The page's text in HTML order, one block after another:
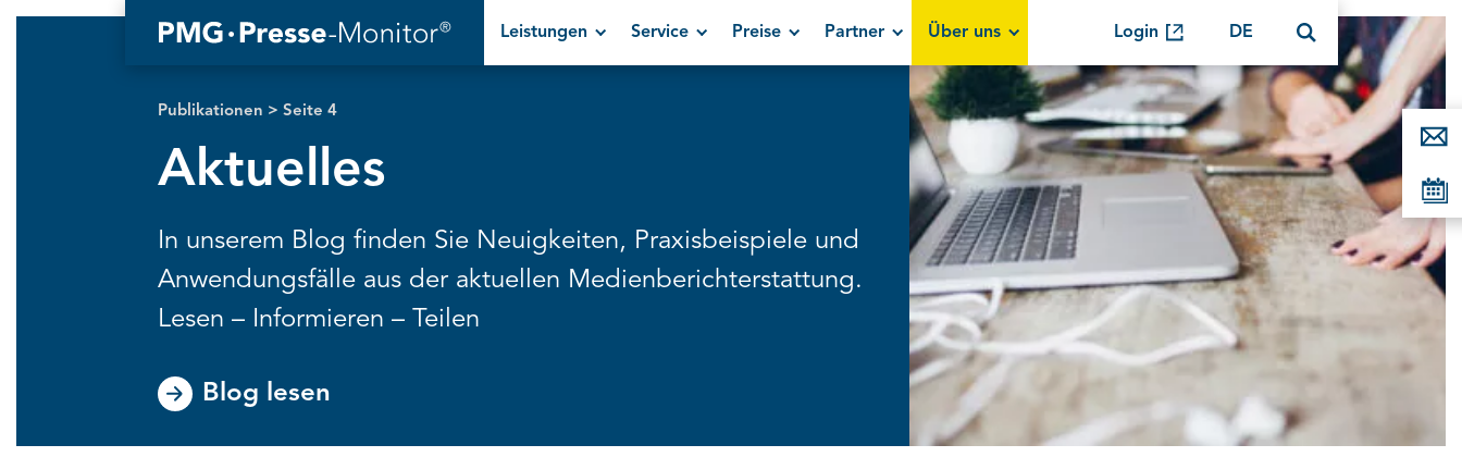
Leistungen Service Preise Partner Über uns Login DE
Publikationen > Seite 4
Aktuelles
In unserem Blog finden Sie Neuigkeiten, Praxisbeispiele und
Anwendungsfälle aus der aktuellen Medienberichterstattung.
Lesen – Informieren – Teilen
Blog lesen